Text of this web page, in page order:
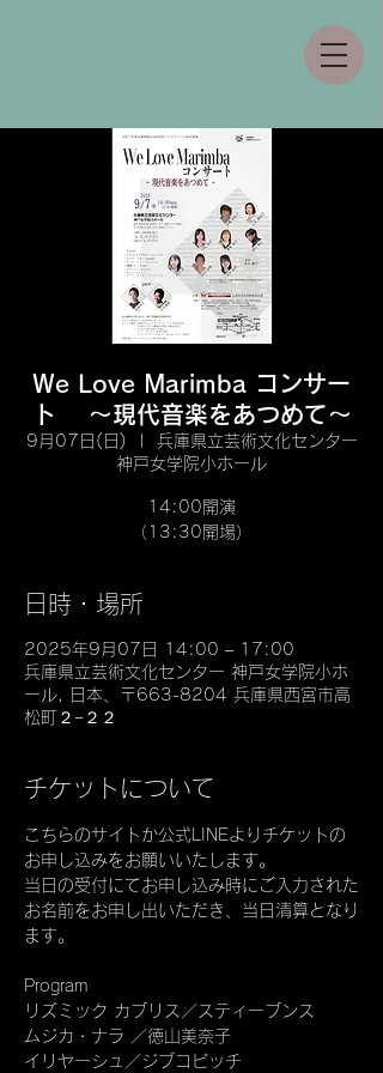
We Love Marimba コンサー
ト 〜現代音楽をあつめて〜
9月07日(日)
兵庫県立芸術文化センター
神戸女学院小ホール
14:00開演
（13:30開場）
日時・場所
2025年9月07日 14:00 – 17:00
兵庫県立芸術文化センター 神戸女学院小ホ
ール, 日本、〒663-8204 兵庫県西宮市高
松町２−２２
チケットについて
こちらのサイトか公式LINEよりチケットの
お申し込みをお願いいたします。
当日の受付にてお申し込み時にご入力された
お名前をお申し出いただき、当日清算となり
ます。
Program
リズミック カブリス／スティーブンス
ムジカ・ナラ ／徳山美奈子
イリヤーシュ／ジブコビッチ